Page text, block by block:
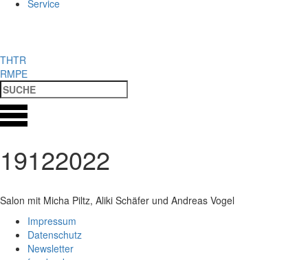
Service
THTR
RMPE
19122022
Salon mit Micha Piltz, Aliki Schäfer und Andreas Vogel
Impressum
Datenschutz
Newsletter